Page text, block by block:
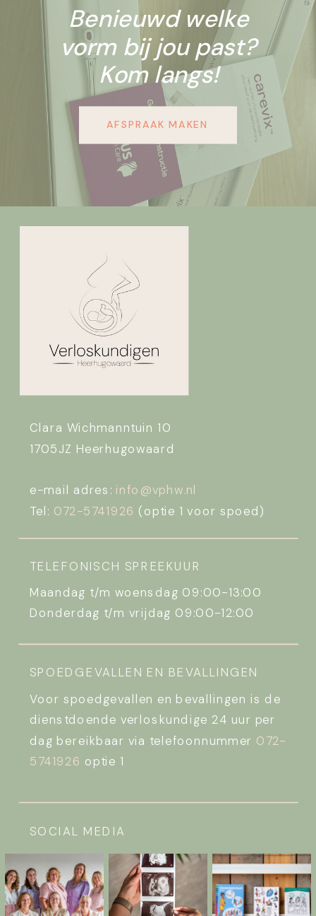
Benieuwd welke
vorm bij jou past?
Kom langs!
AFSPRAAK MAKEN
Clara Wichmanntuin 10
1705JZ Heerhugowaard
e-mail adres: info@vphw.nl
Tel: 072-5741926 (optie 1 voor spoed)
TELEFONISCH SPREEKUUR
Maandag t/m woensdag 09:00-13:00
Donderdag t/m vrijdag 09:00-12:00
SOCIAL MEDIA
SPOEDGEVALLEN EN BEVALLINGEN
Voor spoedgevallen en bevallingen is de
dienstdoende verloskundige 24 uur per
dag bereikbaar via telefoonnummer 072-
5741926 optie 1